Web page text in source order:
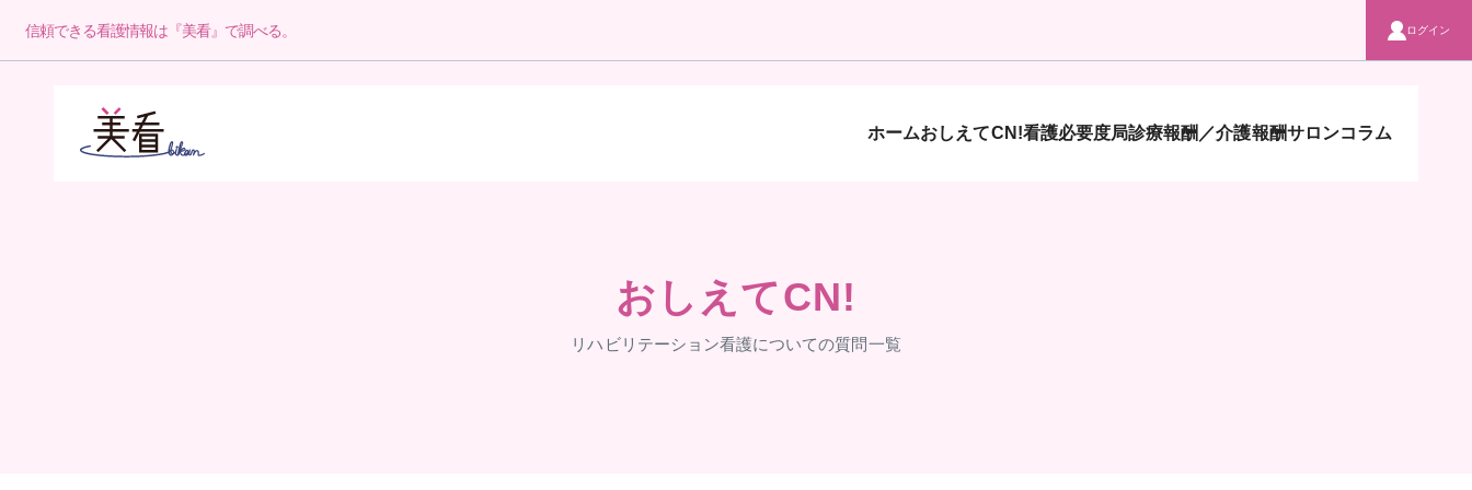
信頼できる看護情報は『美看』で調べる。 ログイン
ホームおしえてCN!看護必要度局診療報酬／介護報酬サロンコラム
おしえてCN!
リハビリテーション看護についての質問一覧